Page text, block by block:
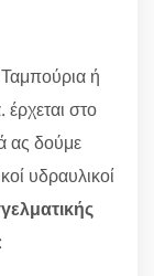
ή
στο
ας δούμε
υδραυλικοί